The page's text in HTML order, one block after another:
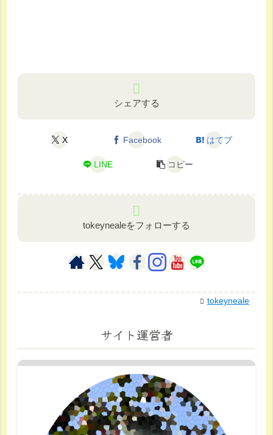
シェアする
X Facebook はてブ
LINE コピー
tokeynealeをフォローする
tokeyneale
サイト運営者